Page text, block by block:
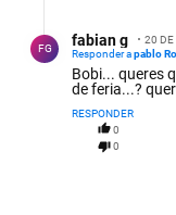
FG fabian g
20 DE
Responder apablo
Bobi... queres
de feria...?
RESPONDER
0
0